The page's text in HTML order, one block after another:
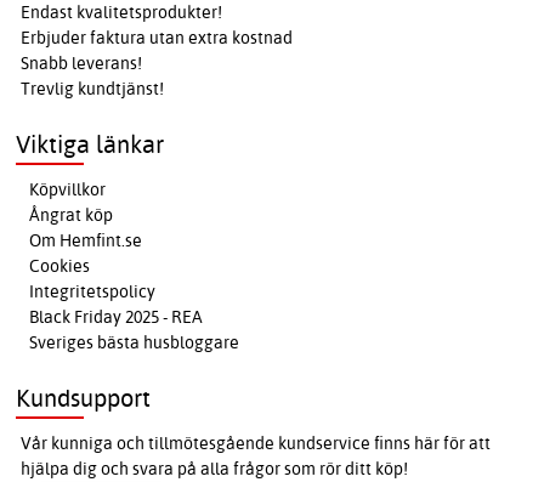
Endast kvalitetsprodukter!
Erbjuder faktura utan extra kostnad
Snabb leverans!
Trevlig kundtjänst!
Viktiga länkar
Köpvillkor
Ångrat köp
Om Hemfint.se
Cookies
Integritetspolicy
Black Friday 2025 - REA
Sveriges bästa husbloggare
Kundsupport
Vår kunniga och tillmötesgående kundservice finns här för att
hjälpa dig och svara på alla frågor som rör ditt köp!